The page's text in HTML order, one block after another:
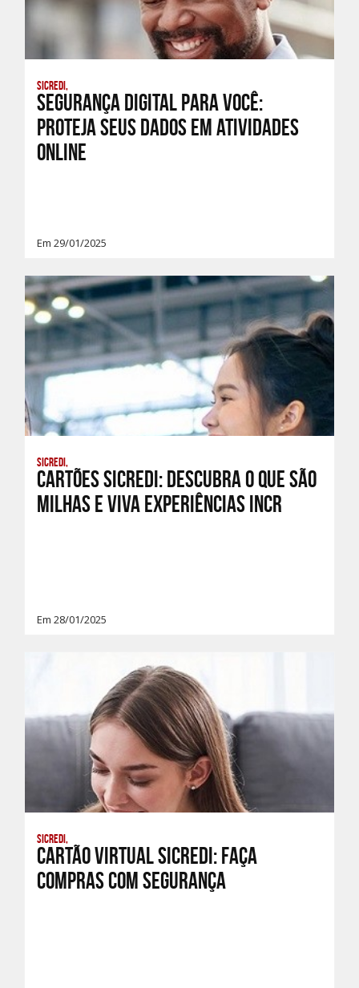
Sicredi,
Segurança digital para você:
proteja seus dados em atividades
online
Em 29/01/2025
Sicredi,
Cartões Sicredi: Descubra o que são
milhas e viva experiências incr
Em 28/01/2025
Sicredi,
Cartão Virtual Sicredi: faça
compras com segurança